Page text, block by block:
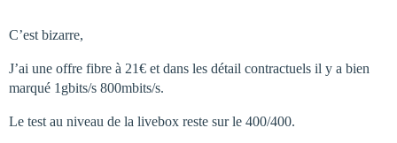
C’est bizarre,
J’ai une offre fibre à 21€ et dans les détail contractuels il y a bien
marqué 1gbits/s 800mbits/s.
Le test au niveau de la livebox reste sur le 400/400.